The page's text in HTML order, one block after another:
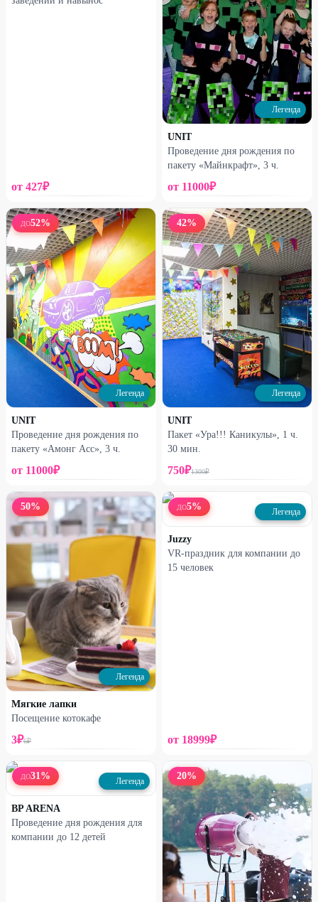
от 427₽
Легенда
UNIT
Проведение дня рождения по
пакету «Майнкрафт», 3 ч.
от 11000₽
ДО52%
Легенда
UNIT
Проведение дня рождения по
пакету «Амонг Асс», 3 ч.
от 11000₽
42%
Легенда
UNIT
Пакет «Ура!!! Каникулы», 1 ч.
30 мин.
750₽1300₽
50%
Легенда
Мягкие лапки
Посещение котокафе
3₽6₽
ДО5% Легенда
Juzzy
VR-праздник для компании до
15 человек
от 18999₽
ДО31% Легенда
BP ARENA
Проведение дня рождения для
компании до 12 детей
20%